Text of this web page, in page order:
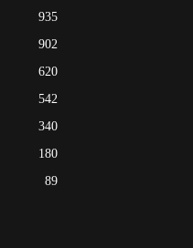
935
902
620
542
340
180
89